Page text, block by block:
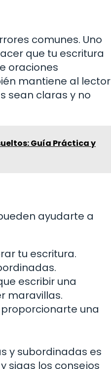
comunes. Uno
que tu escritura
oraciones
mantiene al lector
sean claras y no
Guía Práctica y
ayudarte a
tu escritura.
escribir una
maravillas.
una
y subordinadas es
sigas los consejos